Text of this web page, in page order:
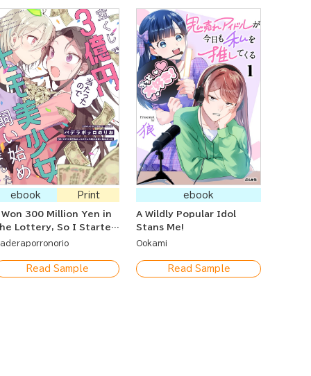
ebook Print
300 Million Yen in
Lottery, So I Started
a Beautiful Girl
Read Sample
ebook
A Wildly Popular Idol
Stans Me!
Ookami
Read Sample